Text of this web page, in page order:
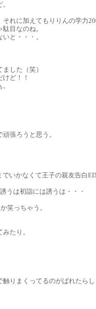
れに加えてもりりんの学力
目なのね。
と・・・。
した（笑）
ど！！
張ろうと思う。
いかなくて王子の親友告白ED
うは初詣には誘うは・・・
笑っちゃう。
たり。
りまくってるのがばれたら